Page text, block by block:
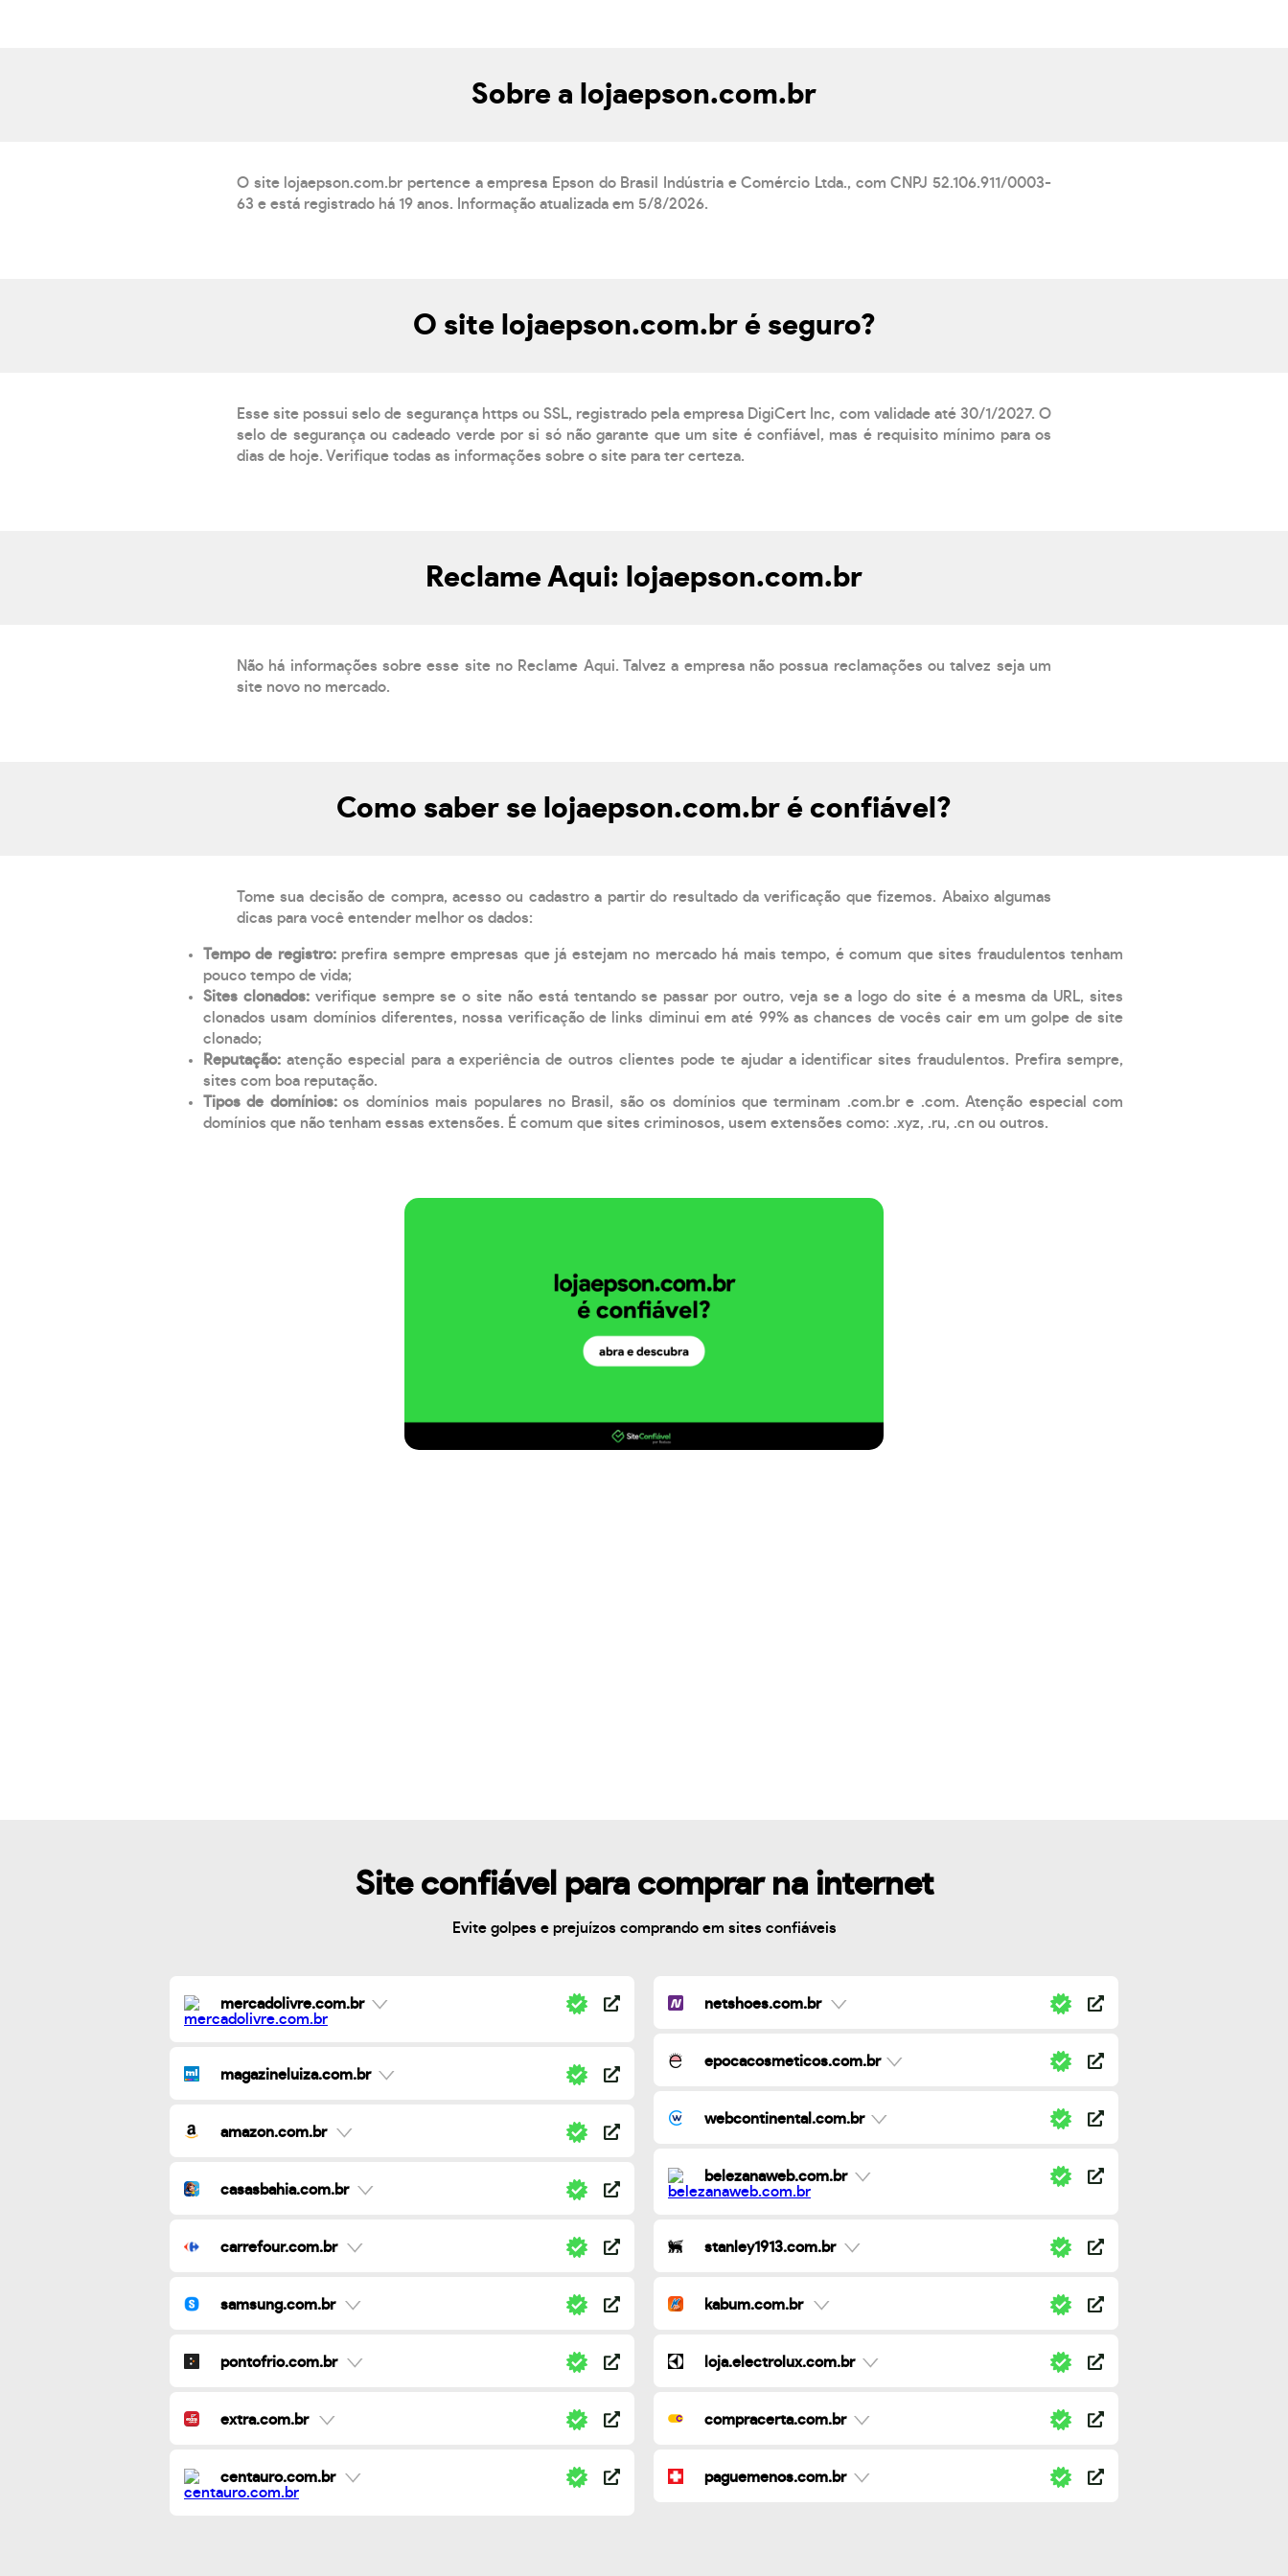
Sobre a lojaepson.com.br
O site lojaepson.com.br pertence a empresa Epson do Brasil Indústria e Comércio Ltda., com CNPJ 52.106.911/0003-
63 e está registrado há 19 anos. Informação atualizada em 5/8/2026.
O site lojaepson.com.br é seguro?
Esse site possui selo de segurança https ou SSL, registrado pela empresa DigiCert Inc, com validade até 30/1/2027. O
selo de segurança ou cadeado verde por si só não garante que um site é confiável, mas é requisito mínimo para os
dias de hoje. Verifique todas as informações sobre o site para ter certeza.
Reclame Aqui: lojaepson.com.br
Não há informações sobre esse site no Reclame Aqui. Talvez a empresa não possua reclamações ou talvez seja um
site novo no mercado.
Como saber se lojaepson.com.br é confiável?
Tome sua decisão de compra, acesso ou cadastro a partir do resultado da verificação que fizemos. Abaixo algumas
dicas para você entender melhor os dados:
Tempo de registro: prefira sempre empresas que já estejam no mercado há mais tempo, é comum que sites fraudulentos tenham
pouco tempo de vida;
Sites clonados: verifique sempre se o site não está tentando se passar por outro, veja se a logo do site é a mesma da URL, sites
clonados usam domínios diferentes, nossa verificação de links diminui em até 99% as chances de vocês cair em um golpe de site
clonado;
Reputação: atenção especial para a experiência de outros clientes pode te ajudar a identificar sites fraudulentos. Prefira sempre,
sites com boa reputação.
Tipos de domínios:os domínios mais populares no Brasil, são os domínios que terminam .com.br e .com. Atenção especial com
domínios que não tenham essas extensões. É comum que sites criminosos, usem extensões como: .xyz, .ru, .cn ou outros.
Site confiável para comprar na internet
Evite golpes e prejuízos comprando em sites confiáveis
mercadolivre.com.br
magazineluiza.com.br
amazon.com.br
casasbahia.com.br
carrefour.com.br
samsung.com.br
pontofrio.com.br
extra.com.br
centauro.com.br
netshoes.com.br
epocacosmeticos.com.br
webcontinental.com.br
belezanaweb.com.br
stanley1913.com.br
kabum.com.br
loja.electrolux.com.br
compracerta.com.br
paguemenos.com.br